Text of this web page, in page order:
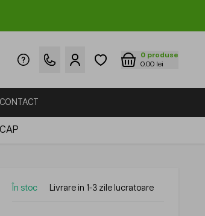
0 produse
0.00 lei
CONTACT
În stoc Livrare in 1-3 zile lucratoare